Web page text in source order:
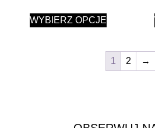
WYBIERZ OPCJE
1 2 →